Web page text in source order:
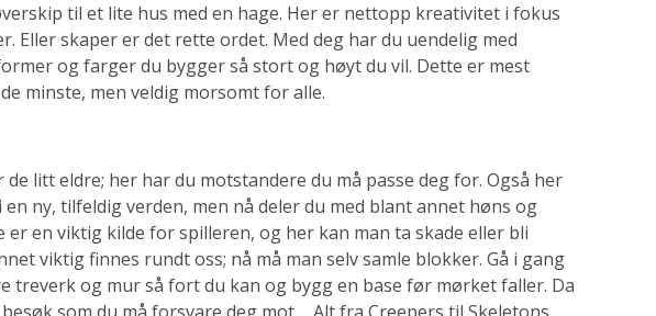
til et lite hus med en hage. Her er nettopp kreativitet i fokus
Eller skaper er det rette ordet. Med deg har du uendelig med
og farger du bygger så stort og høyt du vil. Dette er mest
minste, men veldig morsomt for alle.
litt eldre; her har du motstandere du må passe deg for. Også her
en ny, tilfeldig verden, men nå deler du med blant annet høns og
er en viktig kilde for spilleren, og her kan man ta skade eller bli
viktig finnes rundt oss; nå må man selv samle blokker. Gå i gang
treverk og mur så fort du kan og bygg en base før mørket faller. Da